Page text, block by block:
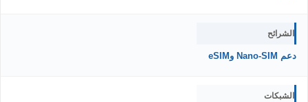
الشرائح
دعم Nano-SIM وeSIM
الشبكات